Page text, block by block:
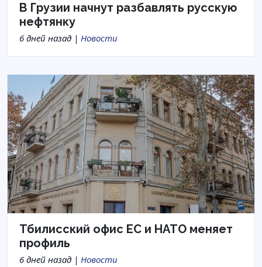
В Грузии начнут разбавлять русскую
нефтянку
6 дней назад | Новости
Тбилисский офис ЕС и НАТО меняет
профиль
6 дней назад | Новости